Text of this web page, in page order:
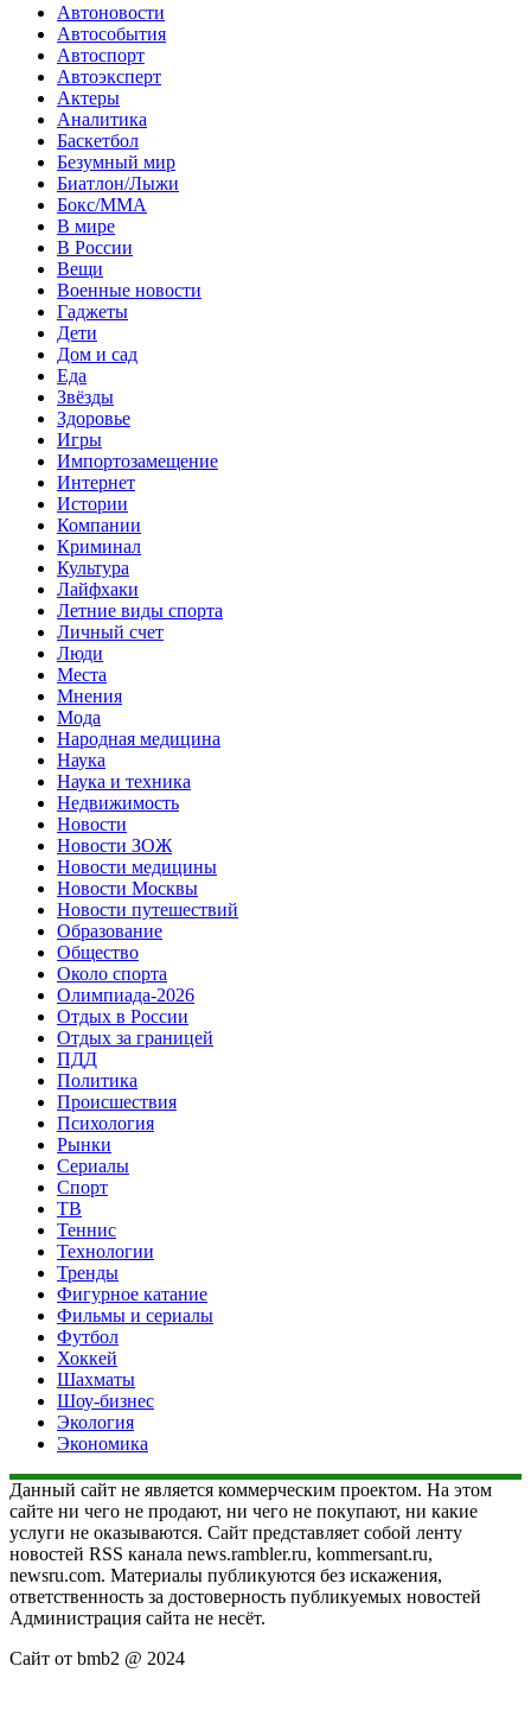
Автоновости
Автособытия
Автоспорт
Автоэксперт
Актеры
Аналитика
Баскетбол
Безумный мир
Биатлон/Лыжи
Бокс/MMA
В мире
В России
Вещи
Военные новости
Гаджеты
Дети
Дом и сад
Еда
Звёзды
Здоровье
Игры
Импортозамещение
Интернет
Истории
Компании
Криминал
Культура
Лайфхаки
Летние виды спорта
Личный счет
Люди
Места
Мнения
Мода
Народная медицина
Наука
Наука и техника
Недвижимость
Новости
Новости ЗОЖ
Новости медицины
Новости Москвы
Новости путешествий
Образование
Общество
Около спорта
Олимпиада-2026
Отдых в России
Отдых за границей
ПДД
Политика
Происшествия
Психология
Рынки
Сериалы
Спорт
ТВ
Теннис
Технологии
Тренды
Фигурное катание
Фильмы и сериалы
Футбол
Хоккей
Шахматы
Шоу-бизнес
Экология
Экономика
Данный сайт не является коммерческим проектом. На этом
сайте ни чего не продают, ни чего не покупают, ни какие
услуги не оказываются. Сайт представляет собой ленту
новостей RSS канала news.rambler.ru, kommersant.ru,
newsru.com. Материалы публикуются без искажения,
ответственность за достоверность публикуемых новостей
Администрация сайта не несёт.
Сайт от bmb2 @ 2024